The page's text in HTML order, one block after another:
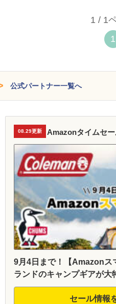
1 / 1
1
公式パートナー一覧へ
08.29更新 Amazonタイムセ
9月4日まで！【Amazonス
ランドのキャンプギアが大
セール情報